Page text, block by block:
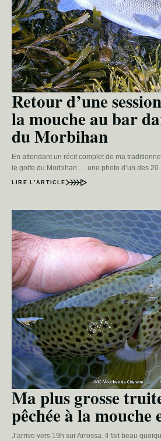
Retour d’une
la mouche au bar
du Morbihan
En attendant un récit complet de ma
le golfe du Morbihan … une photo d’un des
LIRE L’ARTICLE
Ma plus grosse
pêchée à la mouche
J’arrive vers 19h sur Arrossa. Il fait beau